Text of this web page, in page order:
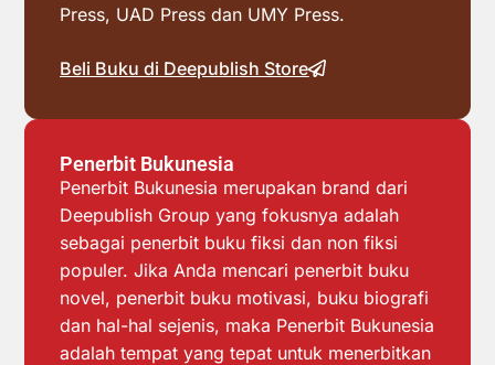
Press, UAD Press dan UMY Press.
Beli Buku di Deepublish Store
Penerbit Bukunesia
Penerbit Bukunesia merupakan brand dari
Deepublish Group yang fokusnya adalah
sebagai penerbit buku fiksi dan non fiksi
populer. Jika Anda mencari penerbit buku
novel, penerbit buku motivasi, buku biografi
dan hal-hal sejenis, maka Penerbit Bukunesia
adalah tempat yang tepat untuk menerbitkan